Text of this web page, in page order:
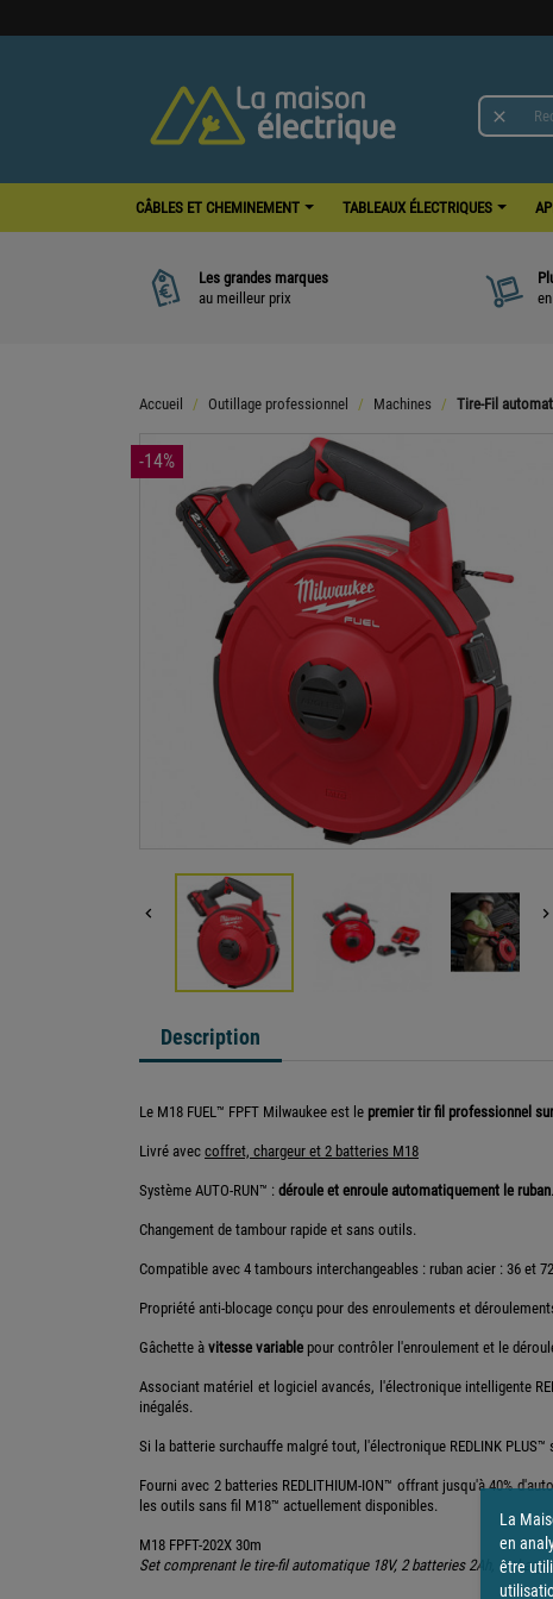

CÂBLES ET CHEMINEMENT TABLEAUX ÉLECTRIQUES
Les grandes marques
au meilleur prix
Accueil Outillage professionnel Machines Tire-Fil
-14%
 
Description
Le M18 FUEL™ FPFT Milwaukee est le premier tir fil professionnel
Livré avec coffret, chargeur et 2 batteries M18
Système AUTO-RUN™ : déroule et enroule automatiquement le ruban
Changement de tambour rapide et sans outils.
Compatible avec 4 tambours interchangeables : ruban acier : 36 et
Propriété anti-blocage conçu pour des enroulements et
Gâchette à vitesse variable pour contrôler l'enroulement et le
Associant matériel et logiciel avancés, l'électronique intelligente
inégalés.
Si la batterie surchauffe malgré tout, l'électronique REDLINK
Fourni avec 2 batteries REDLITHIUM-ION™ offrant jusqu'à 40%
les outils sans fil M18™ actuellement disponibles.
M18 FPFT-202X 30m
Set comprenant le tire-fil automatique 18V, 2 batteries 2Ah, 1
La
en
être